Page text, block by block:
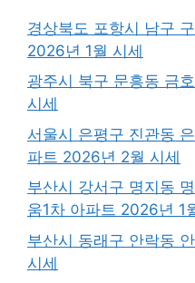
경상북도 포항시 남구
2026년 1월 시세
광주시 북구 문흥동 금
시세
서울시 은평구 진관동
파트 2026년 2월 시세
부산시 강서구 명지동
움1차 아파트 2026년 1
부산시 동래구 안락동
시세